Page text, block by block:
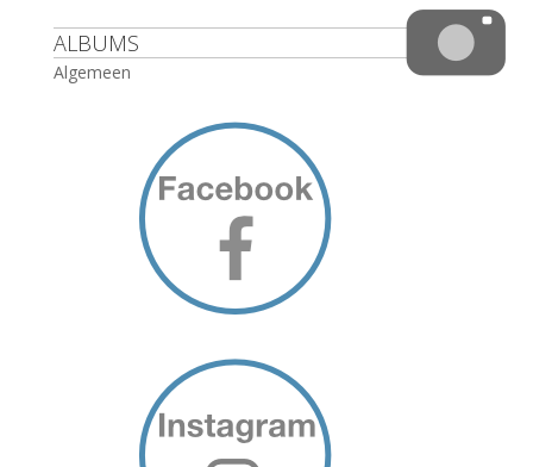
ALBUMS
Algemeen